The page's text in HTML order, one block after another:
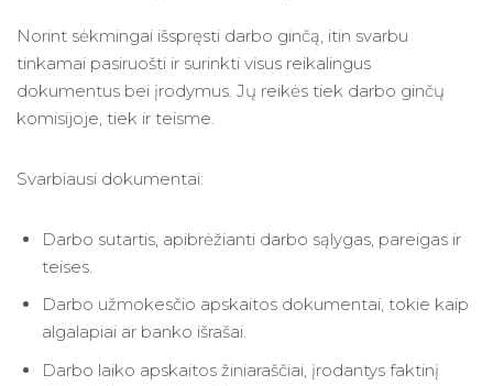
Norint sėkmingai išspręsti darbo ginčą, itin svarbu
tinkamai pasiruošti ir surinkti visus reikalingus
dokumentus bei įrodymus. Jų reikės tiek darbo ginčų
komisijoje, tiek ir teisme.
Svarbiausi dokumentai:
Darbo sutartis, apibrėžianti darbo sąlygas, pareigas ir
teises.
Darbo užmokesčio apskaitos dokumentai, tokie kaip
algalapiai ar banko išrašai.
Darbo laiko apskaitos žiniaraščiai, įrodantys faktinį